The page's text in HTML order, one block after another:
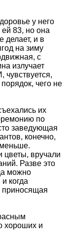
у него
83, но она
делает, и в
на зиму
с
излучает
чувствуется,
чего не
их
по
заведующая
конечно,
цветы, вручали
Разве это
можно
когда
приносящая
хороших и